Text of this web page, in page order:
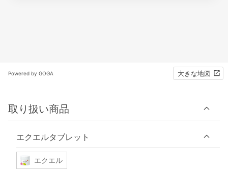
Powered by GOGA 大きな地図
取り扱い商品
エクエルタブレット
エクエル